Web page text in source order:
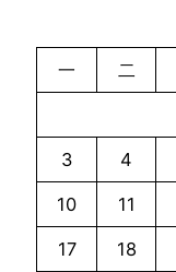
一
二
3 4
10 11
17 18